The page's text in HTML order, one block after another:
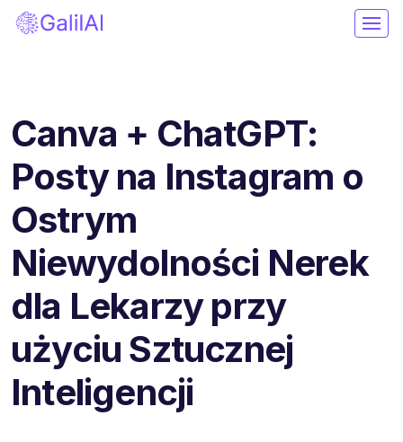
Canva + ChatGPT:
Posty na Instagram o
Ostrym
Niewydolności Nerek
dla Lekarzy przy
użyciu Sztucznej
Inteligencji